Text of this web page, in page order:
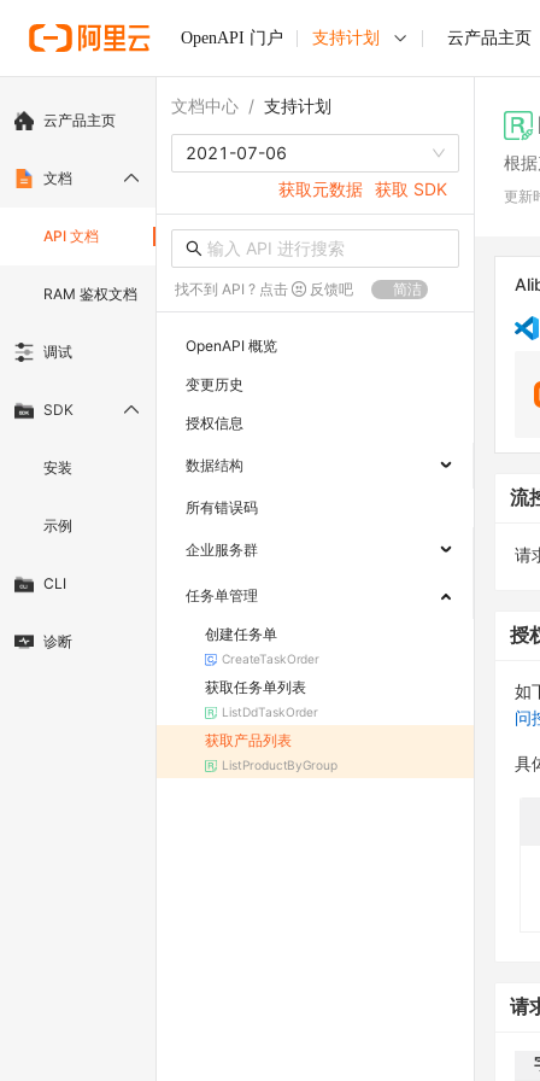
OpenAPI 门户 支持计划 云产品主页
云产品主页
文档
API 文档
RAM 鉴权文档
调试
SDK
安装
示例
CLI
诊断
文档中心 / 支持计划
2021-07-06
获取元数据 获取 SDK
找不到 API ? 点击 反馈吧 简洁
OpenAPI 概览
变更历史
授权信息
数据结构
所有错误码
企业服务群
任务单管理
创建任务单
CreateTaskOrder
获取任务单列表
ListDdTaskOrder
获取产品列表
ListProductByGroup
根
更新
流
请
授
如
问
具
请